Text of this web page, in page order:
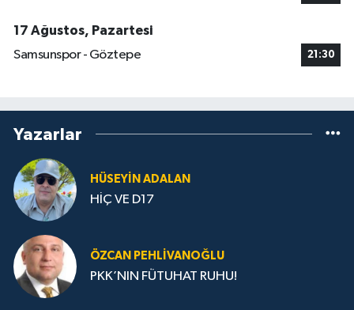
17 Ağustos, Pazartesi
Samsunspor - Göztepe
21:30
Yazarlar
HÜSEYIN ADALAN
HİÇ VE D17
ÖZCAN PEHLIVANOĞLU
PKK’NIN FÜTUHAT RUHU!